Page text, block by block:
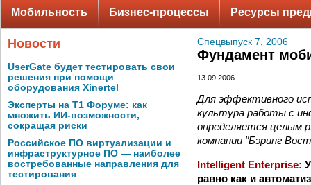
Мобильность Бизнес-процессы Ресурсы
Новости
UserGate будет тестировать свои
решения при помощи
оборудования Xinertel
Эксперты на Т1 Форуме: как
множить ИИ-возможности,
сокращая риски
Российское ПО виртуализации и
инфраструктурное ПО — наиболее
востребованные направления для
тестирования
Спецвыпуск 7, 2006
Фундамент
13.09.2006
Для эффективного
культура работы с
определяется целым
компании "Бэринг
Intelligent Enterprise:
равно как и